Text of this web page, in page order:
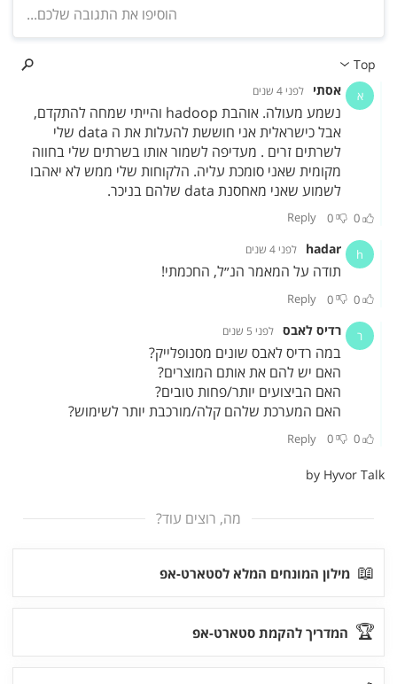
מה, רוצים עוד?
📖 מילון המונחים המלא לסטארט-אפ
🏆 המדריך להקמת סטארט-אפ